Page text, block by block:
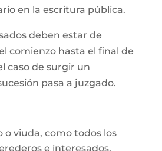
en la escritura pública.
deben estar de
comienzo hasta el final de
caso de surgir un
pasa a juzgado.
o viuda, como todos los
e interesados,